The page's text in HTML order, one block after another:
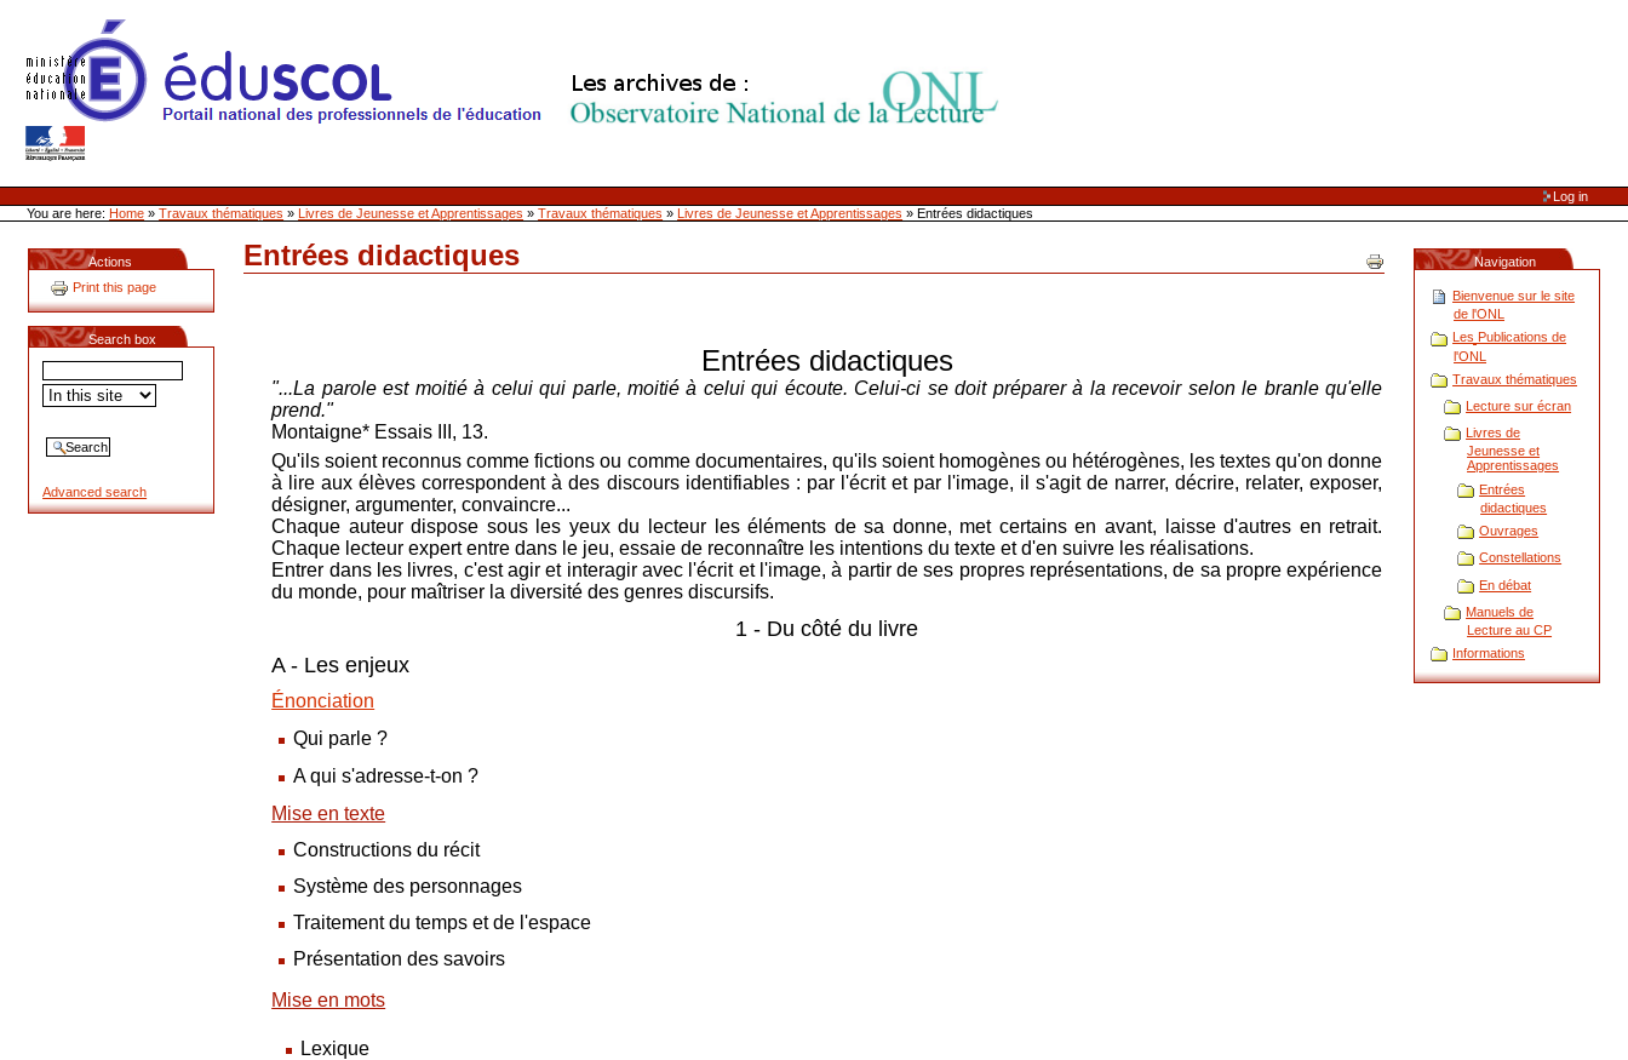
Site Web de l'ONL
Sections
Personal
tools
Log in
You are here:Home » Travaux thématiques »Livres de Jeunesse et Apprentissages »Travaux thématiques »Livres de Jeunesse et Apprentissages »Entrées didactiques
Actions
Print this page
Search box
Advanced search
Entrées didactiques
Document
Actions
Entrées didactiques
"...La parole est moitié à celui qui parle, moitié à celui qui écoute. Celui-ci se doit préparer à la recevoir selon le branle qu'elle
prend."
Montaigne* Essais III, 13.
Qu'ils soient reconnus comme fictions ou comme documentaires, qu'ils soient homogènes ou hétérogènes, les textes qu'on donne
à lire aux élèves correspondent à des discours identifiables : par l'écrit et par l'image, il s'agit de narrer, décrire, relater, exposer,
désigner, argumenter, convaincre...
Chaque auteur dispose sous les yeux du lecteur les éléments de sa donne, met certains en avant, laisse d'autres en retrait.
Chaque lecteur expert entre dans le jeu, essaie de reconnaître les intentions du texte et d'en suivre les réalisations.
Entrer dans les livres, c'est agir et interagir avec l'écrit et l'image, à partir de ses propres représentations, de sa propre expérience
du monde, pour maîtriser la diversité des genres discursifs.
1 - Du côté du livre
A - Les enjeux
Énonciation
Qui parle ?
A qui s'adresse-t-on ?
Mise en texte
Constructions du récit
Système des personnages
Traitement du temps et de l'espace
Présentation des savoirs
Mise en mots
Lexique
Navigation
Bienvenue sur le site
de l'ONL
Les Publications de
l'ONL
Travaux thématiques
Lecture sur écran
Livres de
Jeunesse et
Apprentissages
Entrées
didactiques
Ouvrages
Constellations
En débat
Manuels de
Lecture au CP
Informations